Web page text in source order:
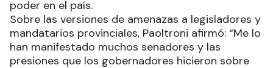
poder en el país.
Sobre las versiones de amenazas a legisladores y
mandatarios provinciales, Paoltroni afirmó: “Me lo
han manifestado muchos senadores y las
presiones que los gobernadores hicieron sobre